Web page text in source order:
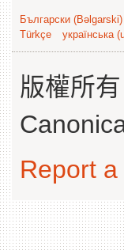
Български (Bəlgarski)
Türkçe
українська
版權所
Report